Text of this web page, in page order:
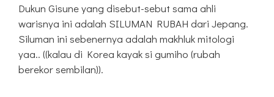
Dukun Gisune yang disebut-sebut sama ahli
warisnya ini adalah SILUMAN RUBAH dari Jepang.
Siluman ini sebenernya adalah makhluk mitologi
yaa.. ((kalau di Korea kayak si gumiho (rubah
berekor sembilan)).